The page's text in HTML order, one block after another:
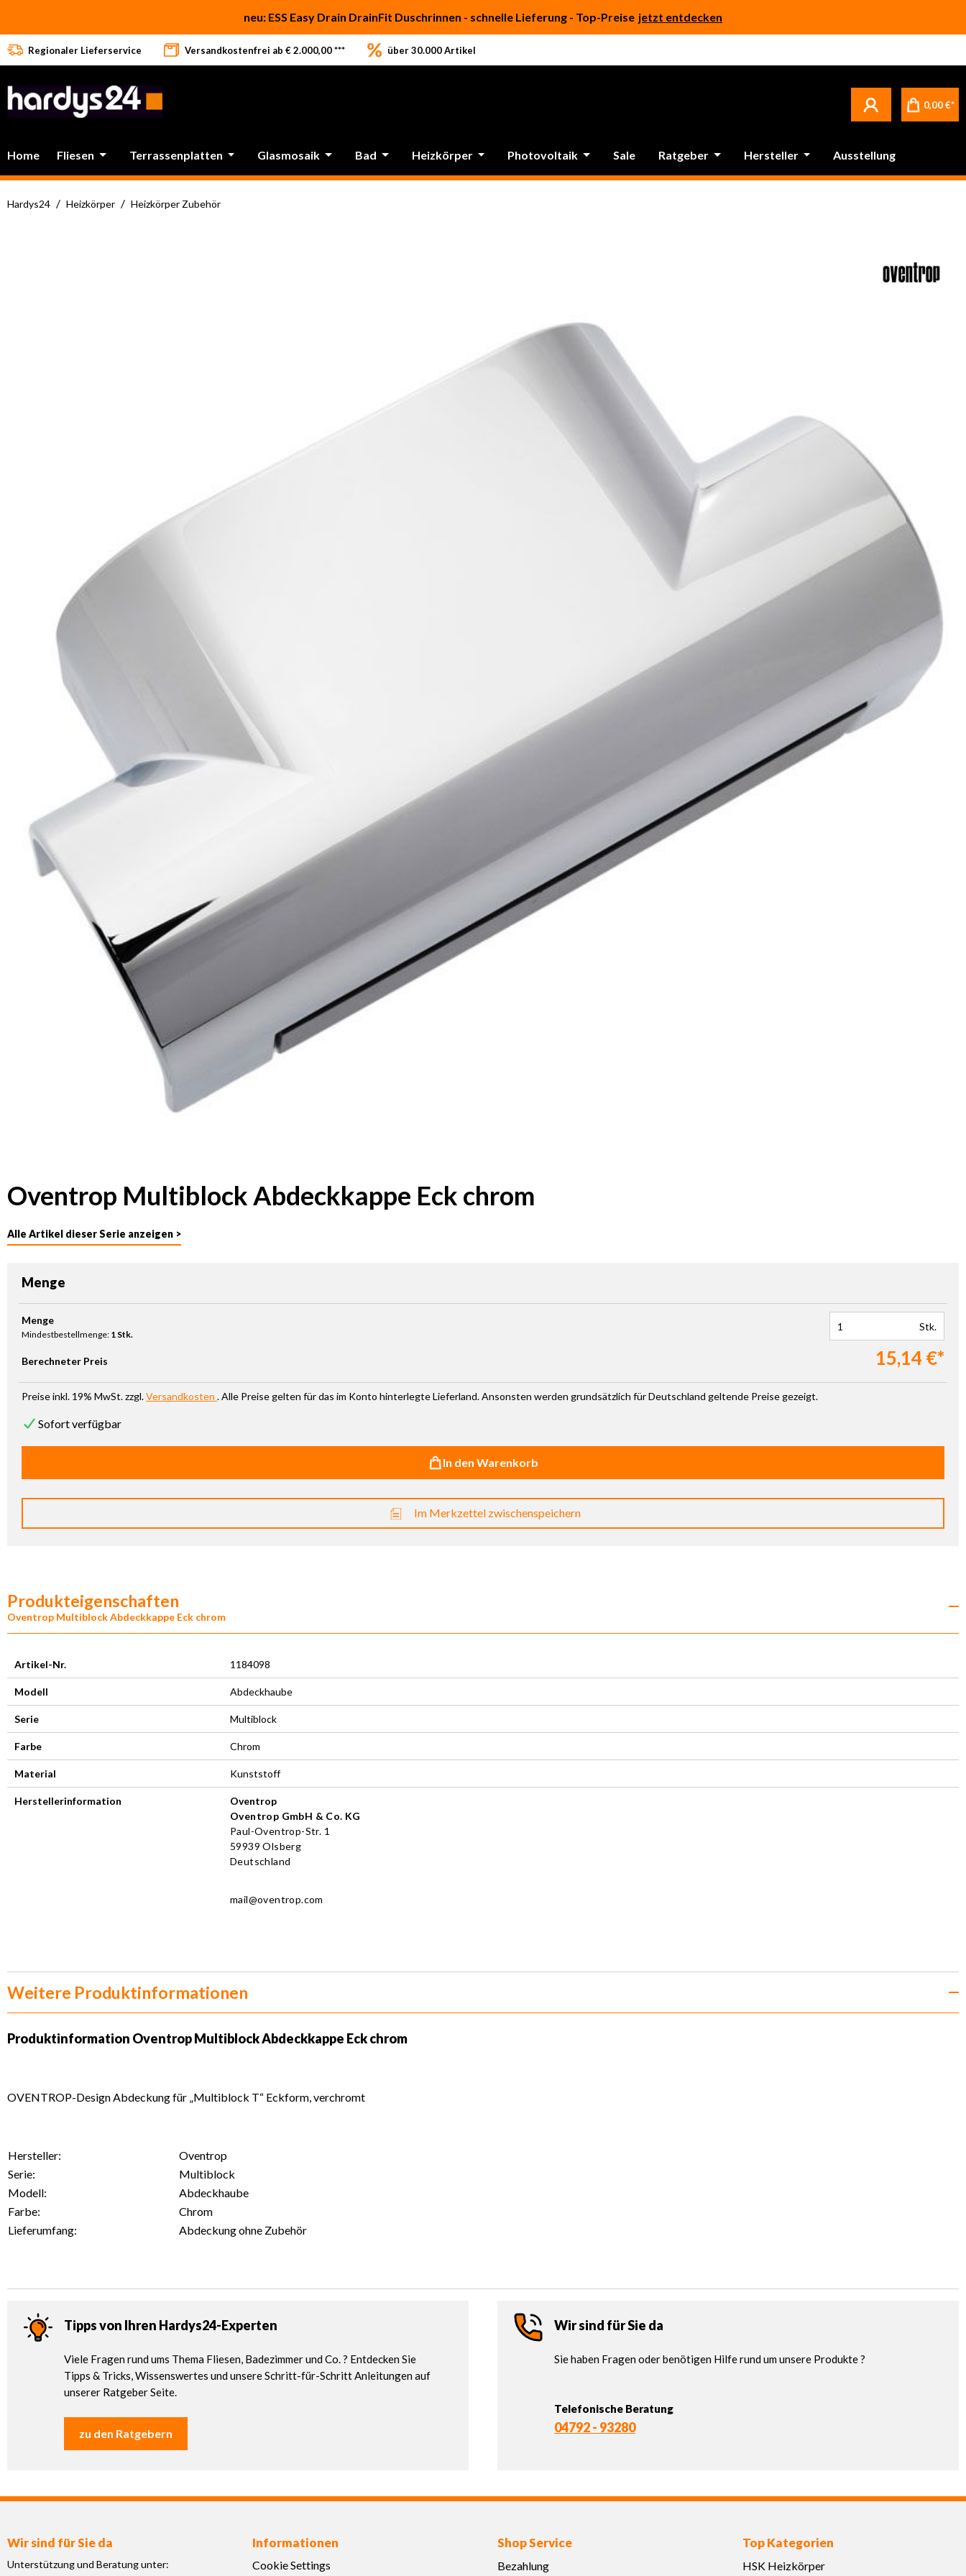
neu: ESS Easy Drain DrainFit Duschrinnen - schnelle Lieferung - Top-Preise jetzt entdecken
Regionaler Lieferservice Versandkostenfrei ab € 2.000,00 *** über 30.000 Artikel
0,00 €*
Home Fliesen Terrassenplatten Glasmosaik Bad Heizkörper Photovoltaik Sale Ratgeber Hersteller Ausstellung
Hardys24 / Heizkörper / Heizkörper Zubehör
Oventrop Multiblock Abdeckkappe Eck chrom
Alle Artikel dieser Serie anzeigen >
Menge
Produkt Anzahl: Gib den gewünschten Wert ein oder benutze die Schaltflächen um die Anzahl zu erhöhen oder zu reduzieren.
Menge
Mindestbestellmenge: 1 Stk.
Stk.
Berechneter Preis 15,14 €*
Preise inkl. 19% MwSt. zzgl.Versandkosten . Alle Preise gelten für das im Konto hinterlegte Lieferland. Ansonsten werden grundsätzlich für Deutschland geltende Preise gezeigt.
Sofort verfügbar
In den Warenkorb
Im Merkzettel zwischenspeichern
Produkteigenschaften
Oventrop Multiblock Abdeckkappe Eck chrom
Artikel-Nr. 1184098
Modell Abdeckhaube
Serie Multiblock
Farbe Chrom
Material Kunststoff
Herstellerinformation
Oventrop
Oventrop GmbH & Co. KG
Paul-Oventrop-Str. 1
59939 Olsberg
Deutschland
mail@oventrop.com
Weitere Produktinformationen
Produktinformation Oventrop Multiblock Abdeckkappe Eck chrom
OVENTROP-Design Abdeckung für „Multiblock T“ Eckform, verchromt
Hersteller:
Oventrop
Serie:
Multiblock
Modell:
Abdeckhaube
Farbe:
Chrom
Lieferumfang:
Abdeckung ohne Zubehör
Tipps von Ihren Hardys24-Experten
Viele Fragen rund ums Thema Fliesen, Badezimmer und Co. ? Entdecken Sie
Tipps & Tricks, Wissenswertes und unsere Schritt-für-Schritt Anleitungen auf
unserer Ratgeber Seite.
zu den Ratgebern
Wir sind für Sie da
Sie haben Fragen oder benötigen Hilfe rund um unsere Produkte ?
Telefonische Beratung
04792 - 93280
Wir sind für Sie da
Unterstützung und Beratung unter:
Informationen
Cookie Settings
Shop Service
Bezahlung
Top Kategorien
HSK Heizkörper